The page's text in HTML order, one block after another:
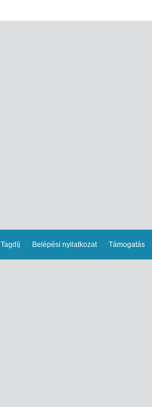
Tagdíj Belépési nyilatkozat Támogatás